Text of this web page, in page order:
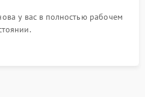
у вас в полностью рабочем